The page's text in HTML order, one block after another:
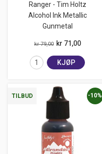
Ranger - Tim Holtz
Alcohol Ink Metallic
Gunmetal
kr 79,00 kr 71,00
KJØP
TILBUD -10%